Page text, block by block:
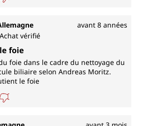
avant 8 années
5 sur 5 étoiles
Achat vérifié
foie
foie dans le cadre du nettoyage du
biliaire selon Andreas Moritz.
le foie